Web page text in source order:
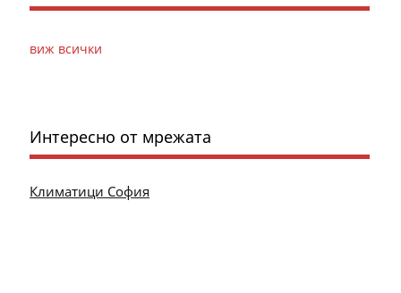
виж всички
Интересно от мрежата
Климатици София